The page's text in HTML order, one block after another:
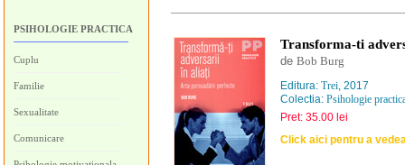
PSIHOLOGIE PRACTICA
Cuplu
Familie
Sexualitate
Comunicare
Transforma-ti
de Bob Burg
Editura: Trei, 2017
Colectia: Psihologie
Pret: 35.00 lei
Click aici pentru a